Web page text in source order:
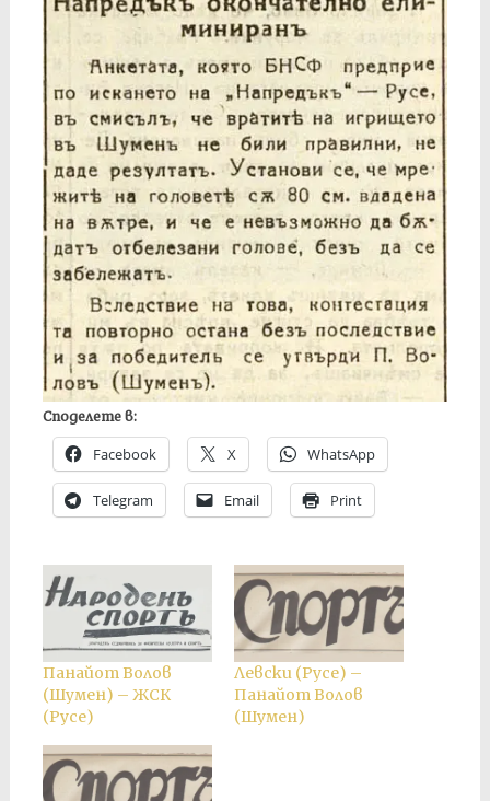
Споделете в:
Facebook X WhatsApp
Telegram Email Print
Панайот Волов
(Шумен) – ЖСК
(Русе)
Левски (Русе) –
Панайот Волов
(Шумен)